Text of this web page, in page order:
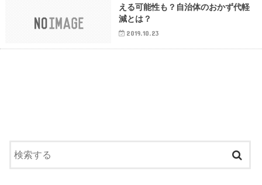
える可能性も？自治体のおかず代軽
減とは？
2019.10.23